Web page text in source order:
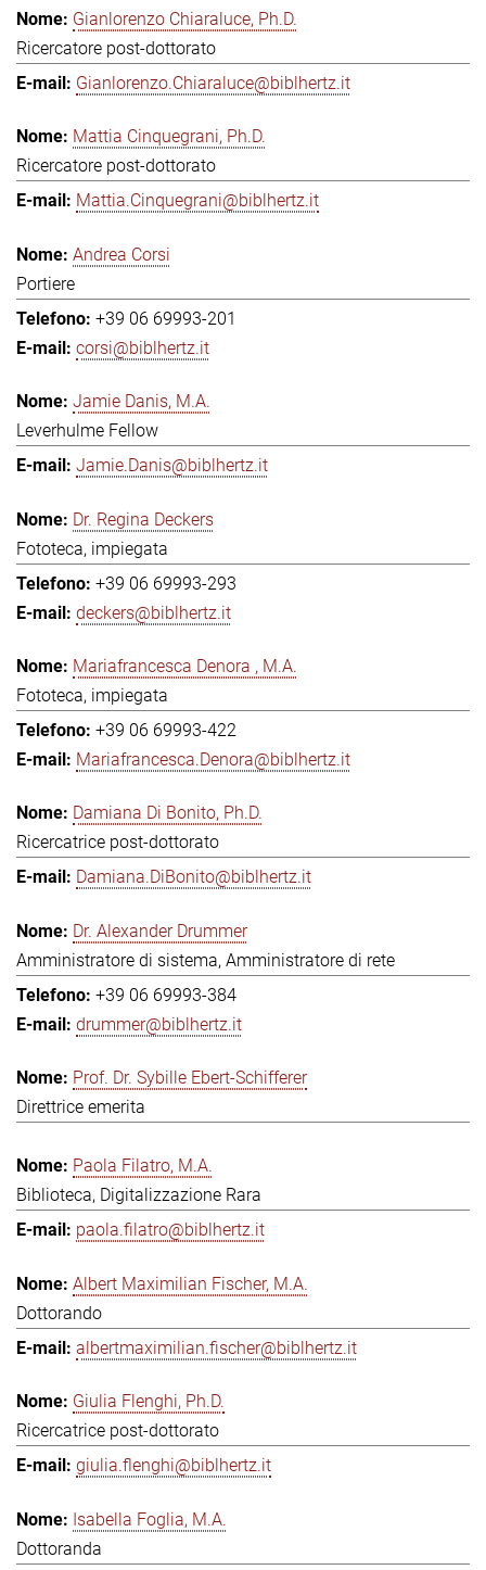
Gianlorenzo Chiaraluce, Ph.D.
Ricercatore post-dottorato
Gianlorenzo.Chiaraluce@biblhertz.it
Mattia Cinquegrani, Ph.D.
Ricercatore post-dottorato
Mattia.Cinquegrani@biblhertz.it
Andrea Corsi
Portiere
+39 06 69993-201
corsi@biblhertz.it
Jamie Danis, M.A.
Leverhulme Fellow
Jamie.Danis@biblhertz.it
Dr. Regina Deckers
Fototeca, impiegata
+39 06 69993-293
deckers@biblhertz.it
Mariafrancesca Denora , M.A.
Fototeca, impiegata
+39 06 69993-422
Mariafrancesca.Denora@biblhertz.it
Damiana Di Bonito, Ph.D.
Ricercatrice post-dottorato
Damiana.DiBonito@biblhertz.it
Dr. Alexander Drummer
Amministratore di sistema, Amministratore di rete
+39 06 69993-384
drummer@biblhertz.it
Prof. Dr. Sybille Ebert-Schifferer
Direttrice emerita
Paola Filatro, M.A.
Biblioteca, Digitalizzazione Rara
paola.filatro@biblhertz.it
Albert Maximilian Fischer, M.A.
Dottorando
albertmaximilian.fischer@biblhertz.it
Giulia Flenghi, Ph.D.
Ricercatrice post-dottorato
giulia.flenghi@biblhertz.it
Isabella Foglia, M.A.
Dottoranda